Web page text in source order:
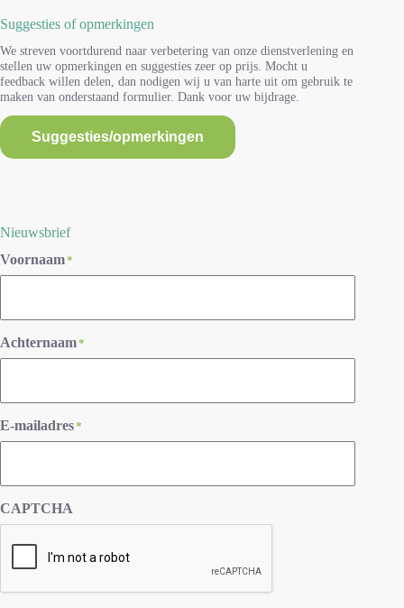
Suggesties of opmerkingen
We streven voortdurend naar verbetering van onze dienstverlening en
stellen uw opmerkingen en suggesties zeer op prijs. Mocht u
feedback willen delen, dan nodigen wij u van harte uit om gebruik te
maken van onderstaand formulier. Dank voor uw bijdrage.
Suggesties/opmerkingen
Nieuwsbrief
Voornaam*
Achternaam*
E-mailadres*
CAPTCHA